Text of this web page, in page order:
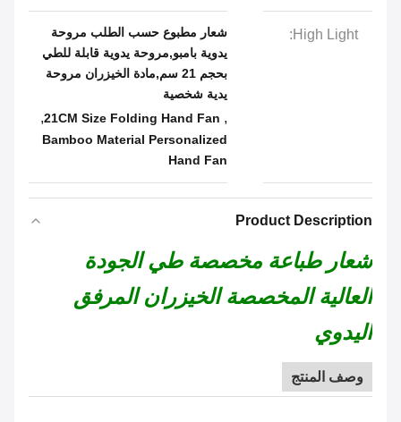
High Light:
شعار مطبوع حسب الطلب مروحة
يدوية بامبو,مروحة يدوية قابلة للطي
بحجم 21 سم,مادة الخيزران مروحة
يدية شخصية
21CM Size Folding Hand Fan
,
Bamboo Material Personalized
Hand Fan
Product Description
شعار طباعة مخصصة طي الجودة
العالية المخصصة الخيزران المرفق
اليدوي
وصف المنتج